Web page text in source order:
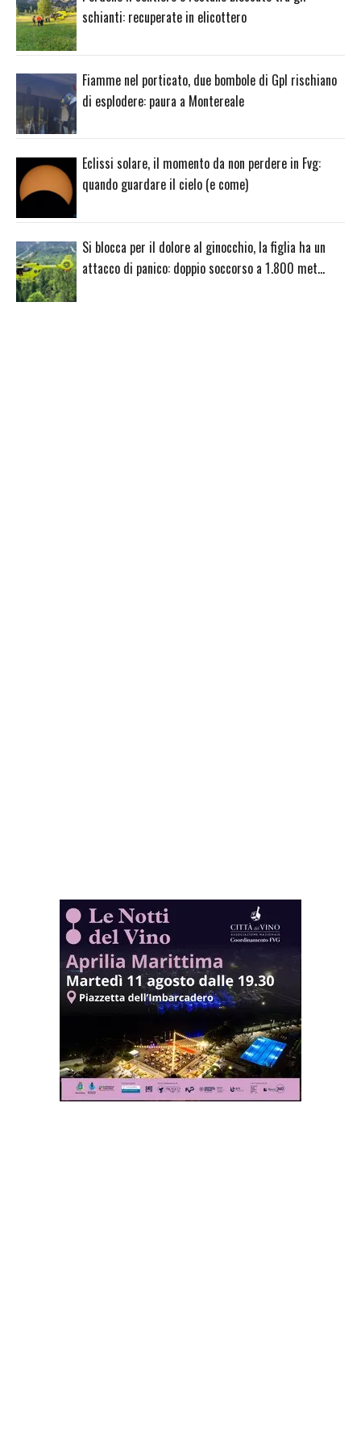
schianti: recuperate in elicottero
Fiamme nel porticato, due bombole di Gpl rischiano
di esplodere: paura a Montereale
Eclissi solare, il momento da non perdere in Fvg:
quando guardare il cielo (e come)
Si blocca per il dolore al ginocchio, la figlia ha un
attacco di panico: doppio soccorso a 1.800 met…